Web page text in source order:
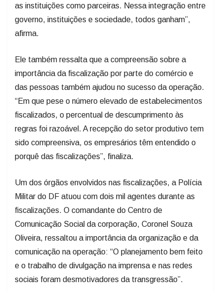
as instituições como parceiras. Nessa integração entre
governo, instituições e sociedade, todos ganham”,
afirma.
Ele também ressalta que a compreensão sobre a
importância da fiscalização por parte do comércio e
das pessoas também ajudou no sucesso da operação.
“Em que pese o número elevado de estabelecimentos
fiscalizados, o percentual de descumprimento às
regras foi razoável. A recepção do setor produtivo tem
sido compreensiva, os empresários têm entendido o
porquê das fiscalizações”, finaliza.
Um dos órgãos envolvidos nas fiscalizações, a Polícia
Militar do DF atuou com dois mil agentes durante as
fiscalizações. O comandante do Centro de
Comunicação Social da corporação, Coronel Souza
Oliveira, ressaltou a importância da organização e da
comunicação na operação: “O planejamento bem feito
e o trabalho de divulgação na imprensa e nas redes
sociais foram desmotivadores da transgressão”.